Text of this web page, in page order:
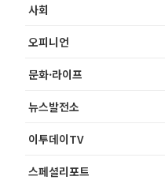
사회
오피니언
문화·라이프
뉴스발전소
이투데이TV
스페셜리포트